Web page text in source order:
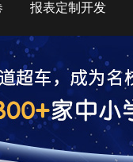
报表定制开发